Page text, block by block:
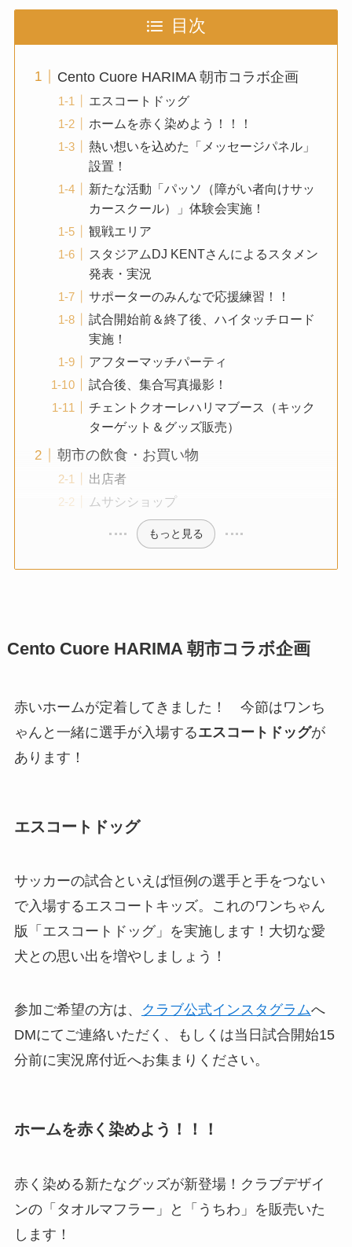
目次
Cento Cuore HARIMA 朝市コラボ企画
エスコートドッグ
ホームを赤く染めよう！！！
熱い想いを込めた「メッセージパネル」
設置！
新たな活動「パッソ（障がい者向けサッ
カースクール）」体験会実施！
観戦エリア
スタジアムDJ KENTさんによるスタメン
発表・実況
サポーターのみんなで応援練習！！
試合開始前＆終了後、ハイタッチロード
実施！
アフターマッチパーティ
試合後、集合写真撮影！
チェントクオーレハリマブース（キック
ターゲット＆グッズ販売）
朝市の飲食・お買い物
出店者
ムサシショップ
もっと見る
Cento Cuore HARIMA 朝市コラボ企画
赤いホームが定着してきました！ 今節はワンち
ゃんと一緒に選手が入場するエスコートドッグが
あります！
エスコートドッグ
サッカーの試合といえば恒例の選手と手をつない
で入場するエスコートキッズ。これのワンちゃん
版「エスコートドッグ」を実施します！大切な愛
犬との思い出を増やしましょう！
参加ご希望の方は、 クラブ公式インスタグラムへ
DMにてご連絡いただく、もしくは当日試合開始15
分前に実況席付近へお集まりください。
ホームを赤く染めよう！！！
赤く染める新たなグッズが新登場！クラブデザイ
ンの「タオルマフラー」と「うちわ」を販売いた
します！